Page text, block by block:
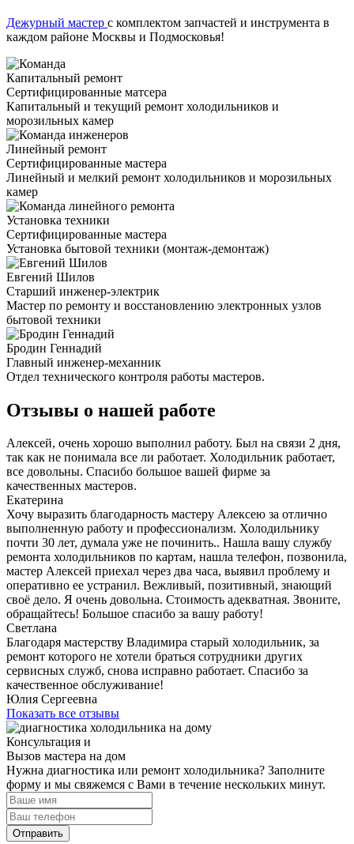
Дежурный мастер с комплектом запчастей и инструмента в
каждом районе Москвы и Подмосковья!
Капитальный ремонт
Сертифицированные матсера
Капитальный и текущий ремонт холодильников и
морозильных камер
Линейный ремонт
Сертифицированные мастера
Линейный и мелкий ремонт холодильников и морозильных
камер
Установка техники
Сертифицированные мастера
Установка бытовой техники (монтаж-демонтаж)
Евгений Шилов
Старший инженер-электрик
Мастер по ремонту и восстановлению электронных узлов
бытовой техники
Бродин Геннадий
Главный инженер-механник
Отдел технического контроля работы мастеров.
Отзывы о нашей работе
Алексей, очень хорошо выполнил работу. Был на связи 2 дня,
так как не понимала все ли работает. Холодильник работает,
все довольны. Спасибо большое вашей фирме за
качественных мастеров.
Екатерина
Хочу выразить благодарность мастеру Алексею за отлично
выполненную работу и профессионализм. Холодильнику
почти 30 лет, думала уже не починить.. Нашла вашу службу
ремонта холодильников по картам, нашла телефон, позвонила,
мастер Алексей приехал через два часа, выявил проблему и
оперативно ее устранил. Вежливый, позитивный, знающий
своё дело. Я очень довольна. Стоимость адекватная. Звоните,
обращайтесь! Большое спасибо за вашу работу!
Светлана
Благодаря мастерству Владимира старый холодильник, за
ремонт которого не хотели браться сотрудники других
сервисных служб, снова исправно работает. Спасибо за
качественное обслуживание!
Юлия Сергеевна
Показать все отзывы
Консультация и
Вызов мастера на дом
Нужна диагностика или ремонт холодильника? Заполните
форму и мы свяжемся с Вами в течение нескольких минут.
Отправить